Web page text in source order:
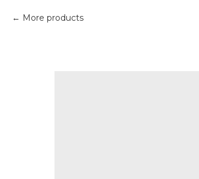
More products